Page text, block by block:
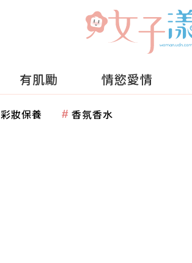
有肌勵 情慾愛情
彩妝保養 香氛香水